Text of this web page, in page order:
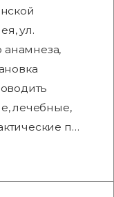
ул.
анамнеза,
лечебные,
п…